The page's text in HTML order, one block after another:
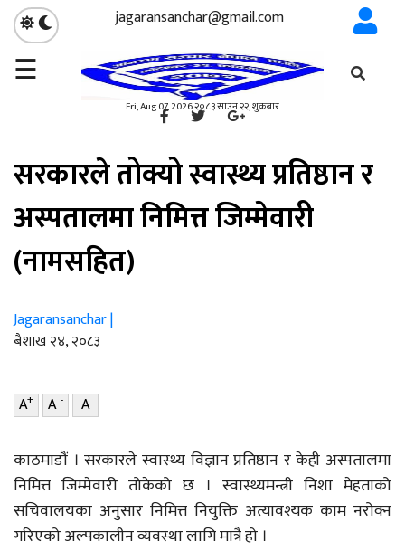
jagaransanchar@gmail.com
☰
Fri, Aug 07, 2026 २०८३ साउन २२, शुक्रबार
×
गृहपृष्ठ स्वास्थ्य
स्वास्थ्य
सरकारले तोक्यो स्वास्थ्य प्रतिष्ठान र
अस्पतालमा निमित्त जिम्मेवारी
(नामसहित)
Jagaransanchar |
ब‌ैशाख २४, २०८३
A+ A- A
काठमाडौं । सरकारले स्वास्थ्य विज्ञान प्रतिष्ठान र केही अस्पतालमा
निमित्त जिम्मेवारी तोकेको छ । स्वास्थ्यमन्त्री निशा मेहताको
सचिवालयका अनुसार निमित्त नियुक्ति अत्यावश्यक काम नरोक्न
गरिएको अल्पकालीन व्यवस्था लागि मात्रै हो ।